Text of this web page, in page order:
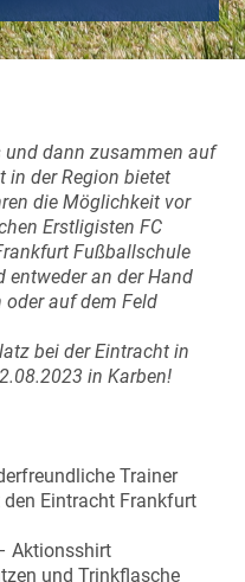
und dann zusammen auf
in der Region bietet
die Möglichkeit vor
Erstligisten FC
Fußballschule
entweder an der Hand
oder auf dem Feld
bei der Eintracht in
in Karben!
Trainer
Eintracht Frankfurt
Aktionsshirt
und Trinkflasche